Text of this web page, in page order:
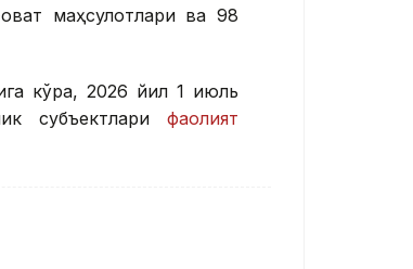
маҳсулотлари ва 98
кўра, 2026 йил 1 июль
субъектлари фаолият